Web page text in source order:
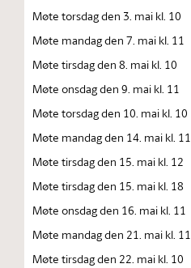
Møte torsdag den 3. mai kl. 10
Møte mandag den 7. mai kl. 11
Møte tirsdag den 8. mai kl. 10
Møte onsdag den 9. mai kl. 11
Møte torsdag den 10. mai kl. 10
Møte mandag den 14. mai kl. 11
Møte tirsdag den 15. mai kl. 12
Møte tirsdag den 15. mai kl. 18
Møte onsdag den 16. mai kl. 11
Møte mandag den 21. mai kl. 11
Møte tirsdag den 22. mai kl. 10